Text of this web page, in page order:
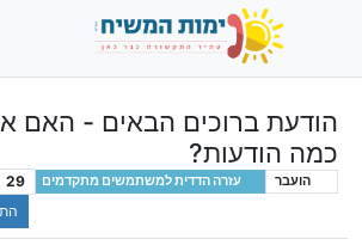
הודעת ברוכים הבאים - האם
כמה הודעות?
הועבר עזרה הדדית למשתמשים מתקדמים 29